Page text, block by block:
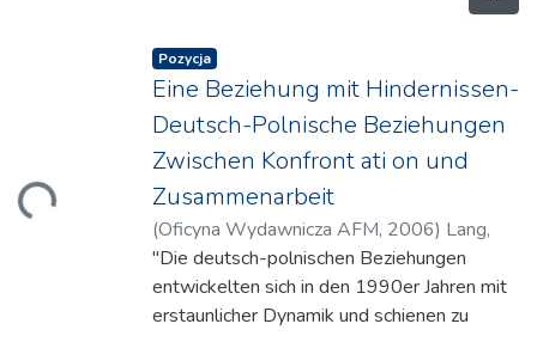
Ładowanie...
Pozycja
Eine Beziehung mit Hindernissen-
Deutsch-Polnische Beziehungen
Zwischen Konfront ati on und
Zusammenarbeit
(Oficyna Wydawnicza AFM, 2006) Lang,
Kai-Olaf
"Die deutsch-polnischen Beziehungen
entwickelten sich in den 1990er Jahren mit
erstaunlicher Dynamik und schienen zu